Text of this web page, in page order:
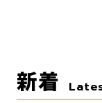
新着